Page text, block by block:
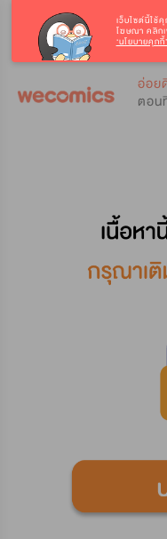
อ่อย
ตอน
เว็บไซต์นี้ใช้
โฆษณา คลิก
‘นโยบายคุกกี้’